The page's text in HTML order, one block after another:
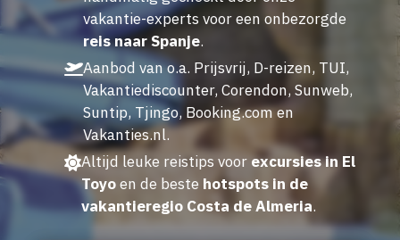
vakantie-experts voor een onbezorgde
reis naar Spanje.
Aanbod van o.a. Prijsvrij, D-reizen, TUI,
Vakantiediscounter, Corendon, Sunweb,
Suntip, Tjingo, Booking.com en
Vakanties.nl.
Altijd leuke reistips voor excursies in El
Toyoen de beste hotspots in de
vakantieregio Costa de Almeria.